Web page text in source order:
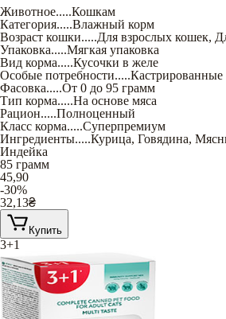
Животное.....Кошкам
Категория.....Влажный корм
Возраст кошки.....Для взрослых кошек,
Упаковка.....Мягкая упаковка
Вид корма.....Кусочки в желе
Особые потребности.....Кастрированные
Фасовка.....От 0 до 95 грамм
Тип корма.....На основе мяса
Рацион.....Полноценный
Класс корма.....Суперпремиум
Ингредиенты.....Курица, Говядина,
Индейка
85 грамм
45,90
-30%
32,13₴
Купить
3+1